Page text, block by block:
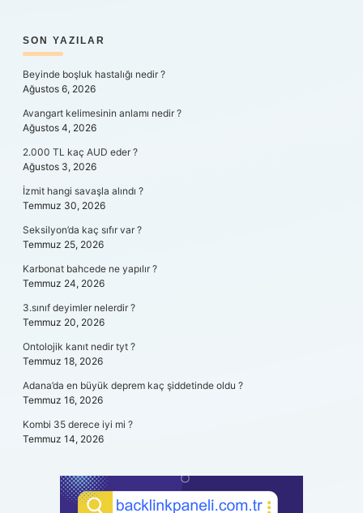
SIDEBAR
SON YAZILAR
Beyinde boşluk hastalığı nedir ?
Ağustos 6, 2026
Avangart kelimesinin anlamı nedir ?
Ağustos 4, 2026
2.000 TL kaç AUD eder ?
Ağustos 3, 2026
İzmit hangi savaşla alındı ?
Temmuz 30, 2026
Seksilyon’da kaç sıfır var ?
Temmuz 25, 2026
Karbonat bahcede ne yapılır ?
Temmuz 24, 2026
3.sınıf deyimler nelerdir ?
Temmuz 20, 2026
Ontolojik kanıt nedir tyt ?
Temmuz 18, 2026
Adana’da en büyük deprem kaç şiddetinde oldu ?
Temmuz 16, 2026
Kombi 35 derece iyi mi ?
Temmuz 14, 2026